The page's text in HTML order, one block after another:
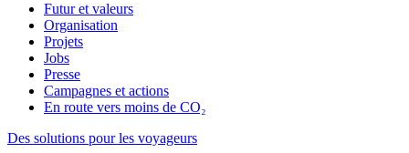
Futur et valeurs
Organisation
Projets
Jobs
Presse
Campagnes et actions
En route vers moins de CO₂
Des solutions pour les voyageurs